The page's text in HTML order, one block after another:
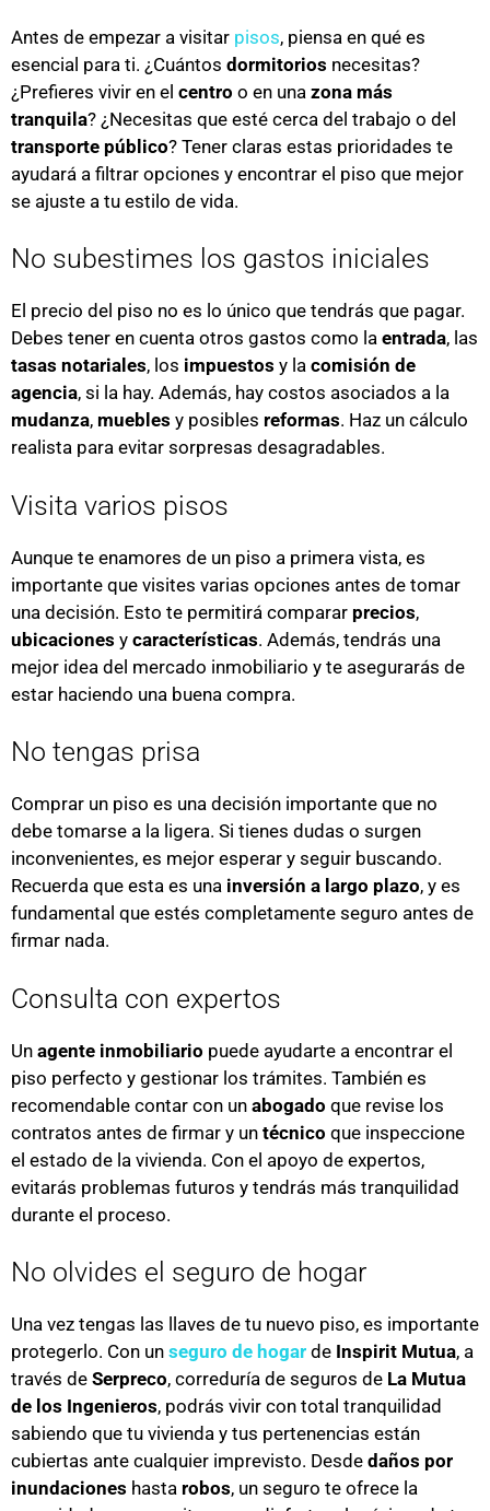
Antes de empezar a visitar pisos, piensa en qué es
esencial para ti. ¿Cuántos dormitorios necesitas?
¿Prefieres vivir en el centro o en una zona más
tranquila? ¿Necesitas que esté cerca del trabajo o del
transporte público? Tener claras estas prioridades te
ayudará a filtrar opciones y encontrar el piso que mejor
se ajuste a tu estilo de vida.
No subestimes los gastos iniciales
El precio del piso no es lo único que tendrás que pagar.
Debes tener en cuenta otros gastos como la entrada, las
tasas notariales, los impuestos y la comisión de
agencia, si la hay. Además, hay costos asociados a la
mudanza, muebles y posibles reformas. Haz un cálculo
realista para evitar sorpresas desagradables.
Visita varios pisos
Aunque te enamores de un piso a primera vista, es
importante que visites varias opciones antes de tomar
una decisión. Esto te permitirá comparar precios,
ubicaciones y características. Además, tendrás una
mejor idea del mercado inmobiliario y te asegurarás de
estar haciendo una buena compra.
No tengas prisa
Comprar un piso es una decisión importante que no
debe tomarse a la ligera. Si tienes dudas o surgen
inconvenientes, es mejor esperar y seguir buscando.
Recuerda que esta es una inversión a largo plazo, y es
fundamental que estés completamente seguro antes de
firmar nada.
Consulta con expertos
Un agente inmobiliario puede ayudarte a encontrar el
piso perfecto y gestionar los trámites. También es
recomendable contar con un abogado que revise los
contratos antes de firmar y un técnico que inspeccione
el estado de la vivienda. Con el apoyo de expertos,
evitarás problemas futuros y tendrás más tranquilidad
durante el proceso.
No olvides el seguro de hogar
Una vez tengas las llaves de tu nuevo piso, es importante
protegerlo. Con un seguro de hogar de Inspirit Mutua, a
través de Serpreco, correduría de seguros de La Mutua
de los Ingenieros, podrás vivir con total tranquilidad
sabiendo que tu vivienda y tus pertenencias están
cubiertas ante cualquier imprevisto. Desde daños por
inundaciones hasta robos, un seguro te ofrece la